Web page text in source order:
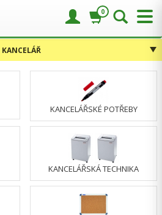
KANCELÁŘ
KANCELÁŘSKÉ POTŘEBY
KANCELÁŘSKÁ TECHNIKA
0